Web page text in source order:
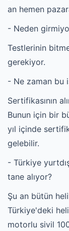
an hemen
- Neden
Testlerinin
gerekiyor.
- Ne zaman bu
Sertifikasının
Bunun için bir
yıl içinde
gelebilir.
- Türkiye
tane alıyor?
Şu an bütün
Türkiye'deki
motorlu sivil